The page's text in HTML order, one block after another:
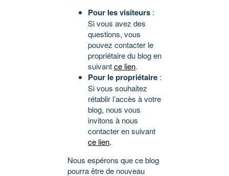
Pour les visiteurs :
Si vous avez des
questions, vous
pouvez contacter le
propriétaire du blog en
suivantce lien.
Pour le propriétaire :
Si vous souhaitez
rétablir l’accès à votre
blog, nous vous
invitons à nous
contacter en suivant
ce lien.
Nous espérons que ce blog
pourra être de nouveau